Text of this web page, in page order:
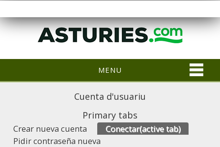
MENU
Cuenta d'usuariu
Primary tabs
Crear nueva cuenta Conectar(active tab)
Pidir contraseña nueva